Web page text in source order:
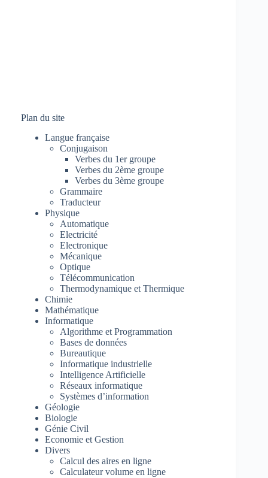
Plan du site
Langue française
Conjugaison
Verbes du 1er groupe
Verbes du 2ème groupe
Verbes du 3ème groupe
Grammaire
Traducteur
Physique
Automatique
Electricité
Electronique
Mécanique
Optique
Télécommunication
Thermodynamique et Thermique
Chimie
Mathématique
Informatique
Algorithme et Programmation
Bases de données
Bureautique
Informatique industrielle
Intelligence Artificielle
Réseaux informatique
Systèmes d’information
Géologie
Biologie
Génie Civil
Economie et Gestion
Divers
Calcul des aires en ligne
Calculateur volume en ligne